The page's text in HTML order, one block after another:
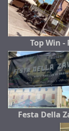
Top Win -
Festa Della